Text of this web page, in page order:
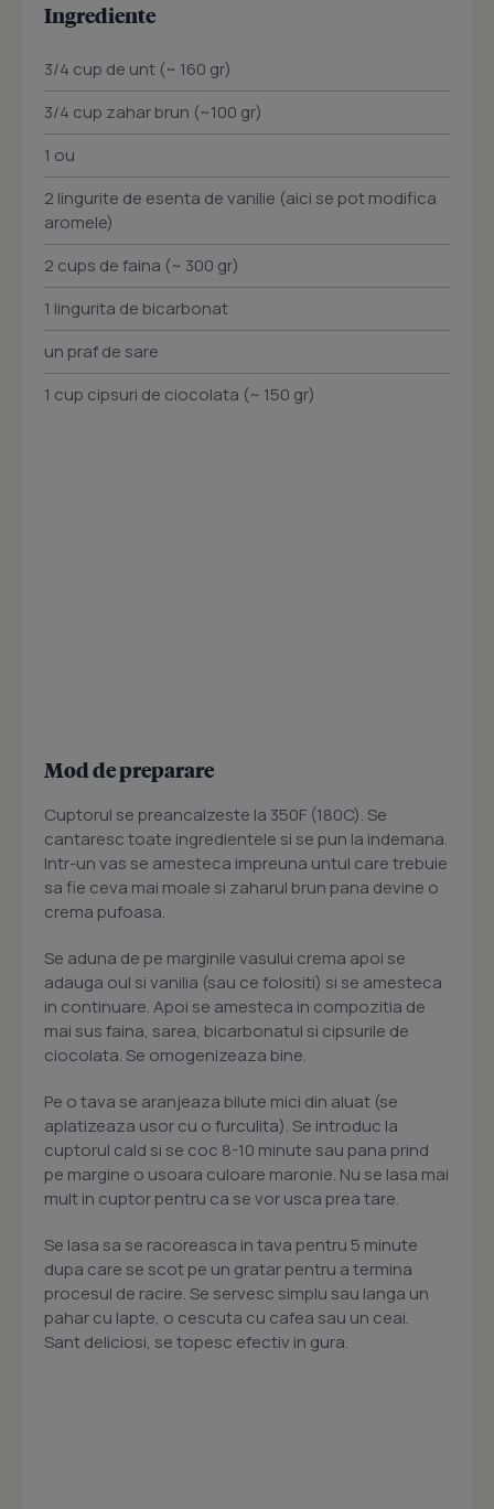
Ingrediente
3/4 cup de unt (~ 160 gr)
3/4 cup zahar brun (~100 gr)
1 ou
2 lingurite de esenta de vanilie (aici se pot modifica
aromele)
2 cups de faina (~ 300 gr)
1 lingurita de bicarbonat
un praf de sare
1 cup cipsuri de ciocolata (~ 150 gr)
Mod de preparare
Cuptorul se preancalzeste la 350F (180C). Se
cantaresc toate ingredientele si se pun la indemana.
Intr-un vas se amesteca impreuna untul care trebuie
sa fie ceva mai moale si zaharul brun pana devine o
crema pufoasa.
Se aduna de pe marginile vasului crema apoi se
adauga oul si vanilia (sau ce folositi) si se amesteca
in continuare. Apoi se amesteca in compozitia de
mai sus faina, sarea, bicarbonatul si cipsurile de
ciocolata. Se omogenizeaza bine.
Pe o tava se aranjeaza bilute mici din aluat (se
aplatizeaza usor cu o furculita). Se introduc la
cuptorul cald si se coc 8-10 minute sau pana prind
pe margine o usoara culoare maronie. Nu se lasa mai
mult in cuptor pentru ca se vor usca prea tare.
Se lasa sa se racoreasca in tava pentru 5 minute
dupa care se scot pe un gratar pentru a termina
procesul de racire. Se servesc simplu sau langa un
pahar cu lapte, o cescuta cu cafea sau un ceai.
Sant deliciosi, se topesc efectiv in gura.